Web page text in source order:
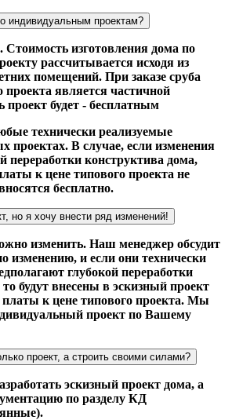
индивидуальным проектам?
Стоимость изготовления дома по
рассчитывается исходя из
помещений. При заказе сруба
проекта является частичной
проект будет - бесплатным
технически реализуемые
проектах. В случае, если изменения
переработки конструктива дома,
к цене типового проекта не
бесплатно.
но я хочу внести ряд изменений!
изменить. Наш менеджер обсудит
изменению, и если они технически
глубокой переработки
будут внесены в эскизный проект
платы к цене типового проекта. Мы
проект по Вашему
проект, а строить своими силами?
эскизный проект дома, а
по разделу КД